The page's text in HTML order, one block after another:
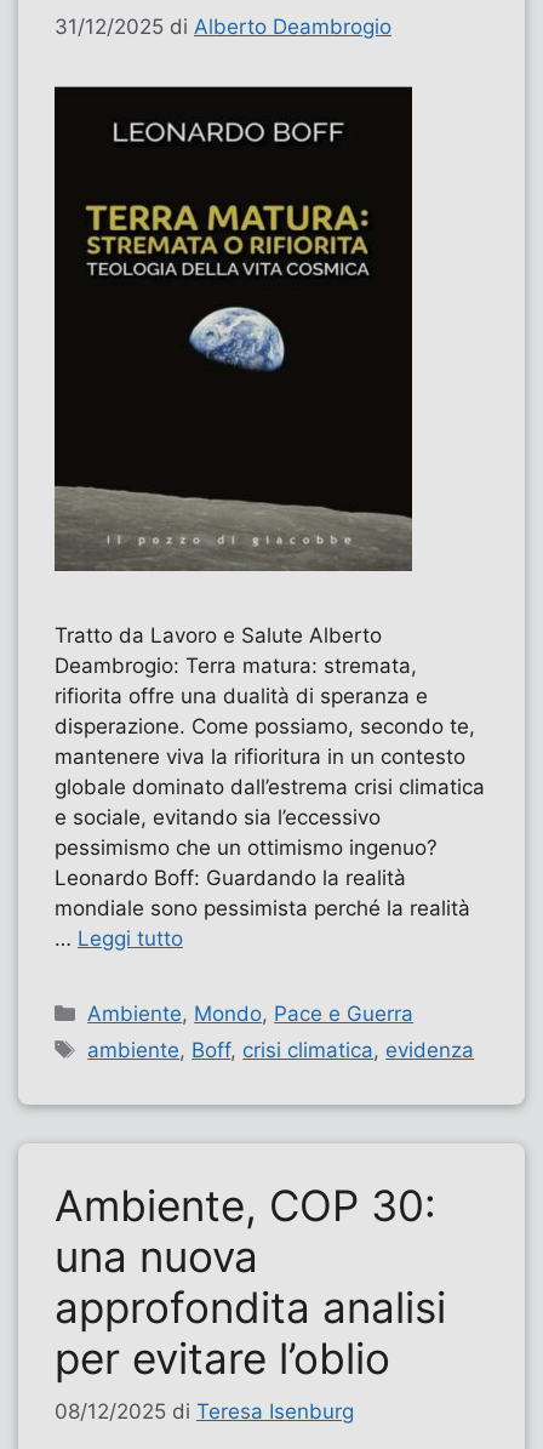
31/12/2025 di Alberto Deambrogio
Tratto da Lavoro e Salute Alberto
Deambrogio: Terra matura: stremata,
rifiorita offre una dualità di speranza e
disperazione. Come possiamo, secondo te,
mantenere viva la rifioritura in un contesto
globale dominato dall’estrema crisi climatica
e sociale, evitando sia l’eccessivo
pessimismo che un ottimismo ingenuo?
Leonardo Boff: Guardando la realità
mondiale sono pessimista perché la realità
… Leggi tutto
Categorie
Ambiente, Mondo, Pace e Guerra
Tag
ambiente, Boff, crisi climatica, evidenza
Ambiente, COP 30:
una nuova
approfondita analisi
per evitare l’oblio
08/12/2025 di Teresa Isenburg